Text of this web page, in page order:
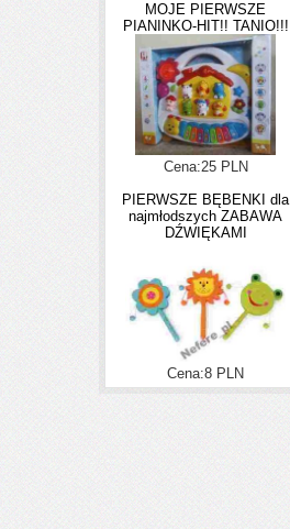
MOJE PIERWSZE
PIANINKO-HIT!! TANIO!!!
Cena:25 PLN
PIERWSZE BĘBENKI dla
najmłodszych ZABAWA
DŹWIĘKAMI
Cena:8 PLN